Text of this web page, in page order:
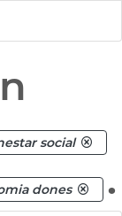
social
dones .